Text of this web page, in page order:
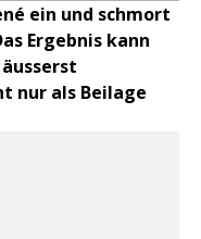
ein und schmort
Ergebnis kann
nur als Beilage